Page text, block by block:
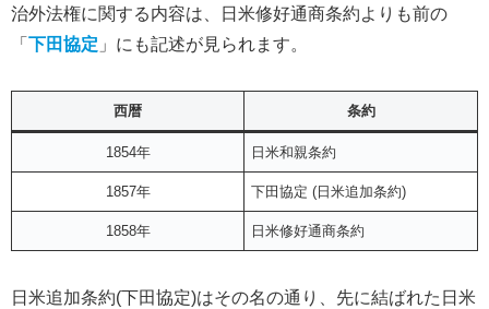
治外法権に関する内容は、日米修好通商条約よりも前の
「 下田協定 」にも記述が見られます。
西暦 条約
1854年 日米和親条約
1857年 下田協定 (日米追加条約)
1858年 日米修好通商条約
日米追加条約(下田協定)はその名の通り、先に結ばれた日米